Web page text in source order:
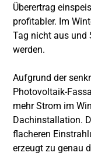
Überertrag
profitabler. Im
Tag nicht aus und
werden.
Aufgrund der
Photovoltaik-
mehr Strom im
Dachinstallation.
flacheren
erzeugt zu genau